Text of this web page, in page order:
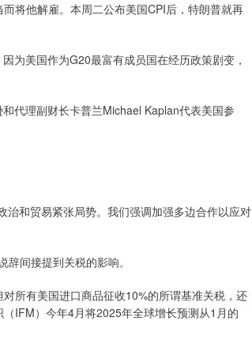
将他解雇。本周二公布美国CPI后，特朗普就再
为美国作为G20最富有成员国在经历政策剧变，
代理副财长卡普兰Michael Kaplan代表美国参
治和贸易紧张局势。我们强调加强多边合作以应对
辞间接提到关税的影响。
所有美国进口商品征收10%的所谓基准关税，还
IFM）今年4月将2025年全球增长预测从1月的